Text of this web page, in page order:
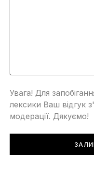
Увага! Для
лексики Ваш відгук
модерації. Дякуємо!